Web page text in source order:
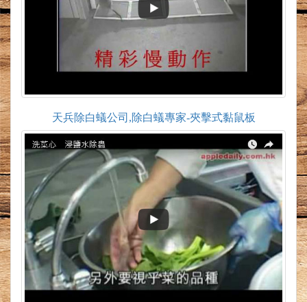
天兵除白蟻公司,除白蟻專家-夾擊式黏鼠板